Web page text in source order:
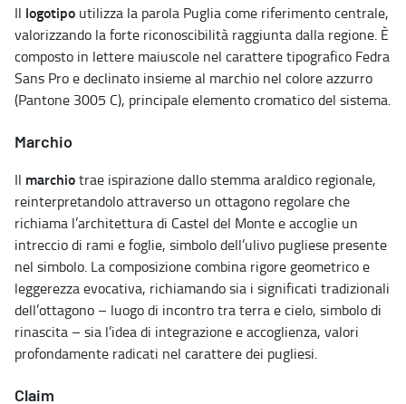
Il logotipo utilizza la parola Puglia come riferimento centrale,
valorizzando la forte riconoscibilità raggiunta dalla regione. È
composto in lettere maiuscole nel carattere tipografico Fedra
Sans Pro e declinato insieme al marchio nel colore azzurro
(Pantone 3005 C), principale elemento cromatico del sistema.
Marchio
Il marchiotrae ispirazione dallo stemma araldico regionale,
reinterpretandolo attraverso un ottagono regolare che
richiama l’architettura di Castel del Monte e accoglie un
intreccio di rami e foglie, simbolo dell’ulivo pugliese presente
nel simbolo. La composizione combina rigore geometrico e
leggerezza evocativa, richiamando sia i significati tradizionali
dell’ottagono – luogo di incontro tra terra e cielo, simbolo di
rinascita – sia l’idea di integrazione e accoglienza, valori
profondamente radicati nel carattere dei pugliesi.
Claim